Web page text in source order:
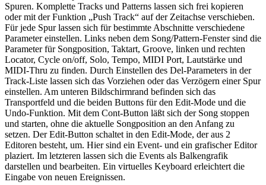
Spuren. Komplette Tracks und Patterns lassen sich frei kopieren
oder mit der Funktion „Push Track“ auf der Zeitachse verschieben.
Für jede Spur lassen sich für bestimmte Abschnitte verschiedene
Parameter einstellen. Links neben dem Song/Pattern-Fenster sind die
Parameter für Songposition, Taktart, Groove, linken und rechten
Locator, Cycle on/off, Solo, Tempo, MIDI Port, Lautstärke und
MIDI-Thru zu finden. Durch Einstellen des Del-Parameters in der
Track-Liste lassen sich das Vorziehen oder das Verzögern einer Spur
einstellen. Am unteren Bildschirmrand befinden sich das
Transportfeld und die beiden Buttons für den Edit-Mode und die
Undo-Funktion. Mit dem Cont-Button läßt sich der Song stoppen
und starten, ohne die aktuelle Songposition an den Anfang zu
setzen. Der Edit-Button schaltet in den Edit-Mode, der aus 2
Editoren besteht, um. Hier sind ein Event- und ein grafischer Editor
plaziert. Im letzteren lassen sich die Events als Balkengrafik
darstellen und bearbeiten. Ein virtuelles Keyboard erleichtert die
Eingabe von neuen Ereignissen.